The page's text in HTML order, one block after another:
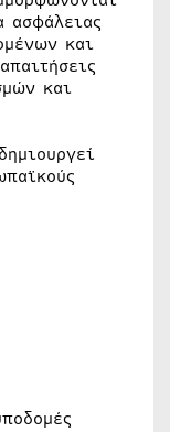
ασφάλειας
και
και